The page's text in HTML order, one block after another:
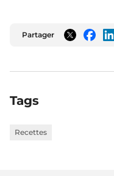
Partager
Twitter
Tags
Recettes